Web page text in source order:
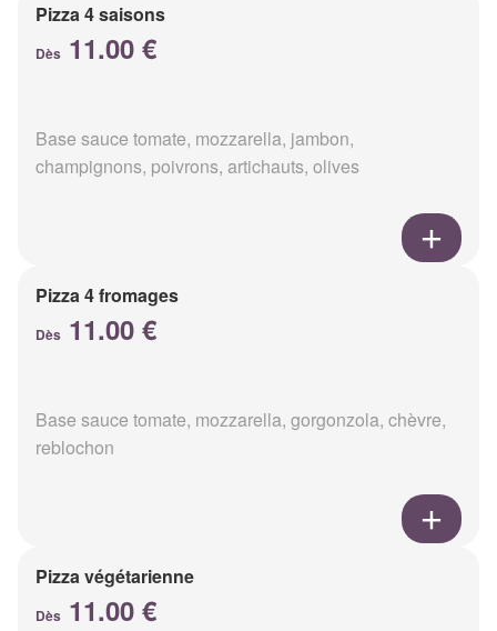
Pizza 4 saisons
Dès 11.00 €
Base sauce tomate, mozzarella, jambon,
champignons, poivrons, artichauts, olives
Pizza 4 fromages
Dès 11.00 €
Base sauce tomate, mozzarella, gorgonzola, chèvre,
reblochon
Pizza végétarienne
Dès 11.00 €